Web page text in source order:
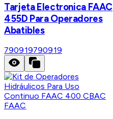
Tarjeta Electronica FAAC
455D Para Operadores
Abatibles
790919790919
FAAC